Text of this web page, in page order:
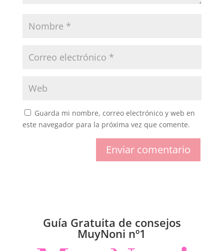
Guarda mi nombre, correo electrónico y web en
este navegador para la próxima vez que comente.
Enviar comentario
Guía Gratuita de consejos
MuyNoni nº1